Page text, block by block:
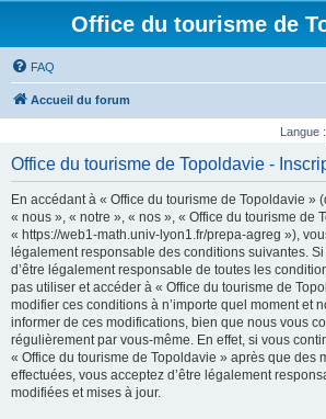
Office du tourisme de
FAQ
Accueil du forum
Langue :
Office du tourisme de Topoldavie -
En accédant à « Office du tourisme de Topoldavie »
« nous », « notre », « nos », « Office du tourisme de
« https://web1-math.univ-lyon1.fr/prepa-agreg »),
légalement responsable des conditions suivantes.
d’être légalement responsable de toutes les
pas utiliser et accéder à « Office du tourisme de
modifier ces conditions à n’importe quel moment et
informer de ces modifications, bien que nous vous
régulièrement par vous-même. En effet, si vous
« Office du tourisme de Topoldavie » après que des
effectuées, vous acceptez d’être légalement
modifiées et mises à jour.